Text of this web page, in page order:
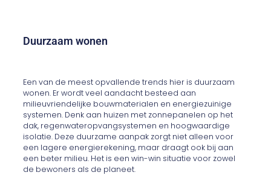
Duurzaam wonen
Een van de meest opvallende trends hier is duurzaam
wonen. Er wordt veel aandacht besteed aan
milieuvriendelijke bouwmaterialen en energiezuinige
systemen. Denk aan huizen met zonnepanelen op het
dak, regenwateropvangsystemen en hoogwaardige
isolatie. Deze duurzame aanpak zorgt niet alleen voor
een lagere energierekening, maar draagt ook bij aan
een beter milieu. Het is een win-win situatie voor zowel
de bewoners als de planeet.